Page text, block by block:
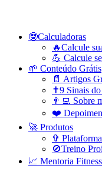
🤓Calculadoras
🔥Calcule
💪 Calcule
🌱 Conteúdo Grátis
📄 Artigos
✝️9 Sinais
👨‍💻 Sobre
❤️
🚀 Produtos
✞
🚫Treino
📈 Mentoria Fitness